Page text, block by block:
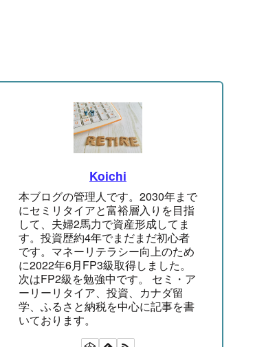
Koichi
本ブログの管理人です。2030年まで
にセミリタイアと富裕層入りを目指
して、夫婦2馬力で資産形成してま
す。投資歴約4年でまだまだ初心者
です。マネーリテラシー向上のため
に2022年6月FP3級取得しました。
次はFP2級を勉強中です。 セミ・ア
ーリーリタイア、投資、カナダ留
学、ふるさと納税を中心に記事を書
いております。